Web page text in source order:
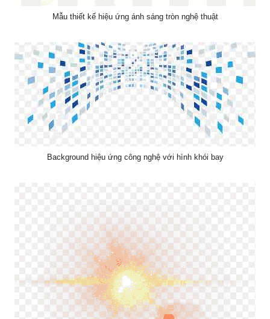
Mẫu thiết kế hiệu ứng ánh sáng tròn nghệ thuật
Background hiệu ứng công nghệ với hình khói bay